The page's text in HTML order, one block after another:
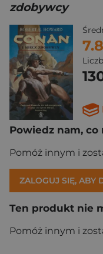
zdobywcy
Powiedz nam, co
Pomóż innym i
ZALOGUJ SIĘ, ABY
Ten produkt nie
Pomóż innym i